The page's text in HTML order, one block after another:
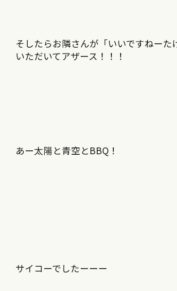
そしたらお隣さんが「いいですねー
いただいてアザース！！！
あー太陽と青空とBBQ！
サイコーでしたーーー